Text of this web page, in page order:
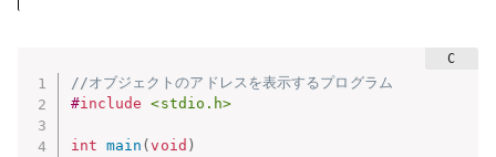
//オブジェクトのアドレスを表示するプログラム
#include <stdio.h>
int main (void )